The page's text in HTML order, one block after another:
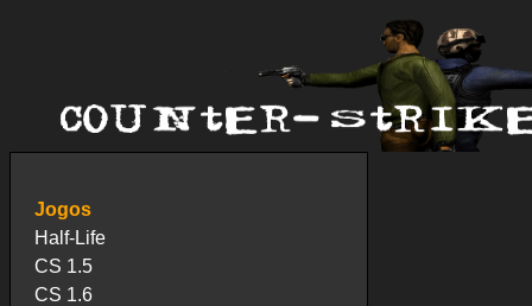
Jogos
Half-Life
CS 1.5
CS 1.6